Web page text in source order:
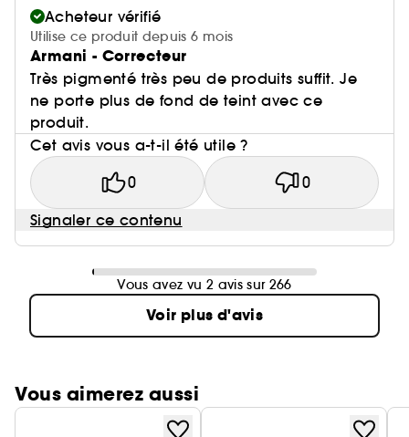
Acheteur vérifié
Utilise ce produit depuis 6 mois
Armani - Correcteur
Très pigmenté très peu de produits suffit. Je
ne porte plus de fond de teint avec ce
produit.
Cet avis vous a-t-il été utile ?
0 0
Signaler ce contenu
Vous avez vu 2 avis sur 266
Voir plus d'avis
Vous aimerez aussi